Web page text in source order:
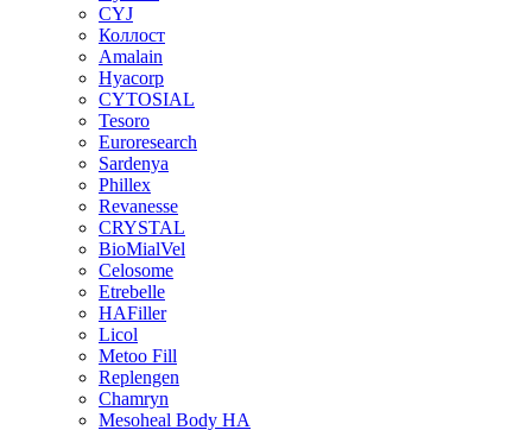
CYJ
Коллост
Amalain
Hyacorp
CYTOSIAL
Tesoro
Euroresearch
Sardenya
Phillex
Revanesse
CRYSTAL
BioMialVel
Celosome
Etrebelle
HAFiller
Licol
Metoo Fill
Replengen
Chamryn
Mesoheal Body HA